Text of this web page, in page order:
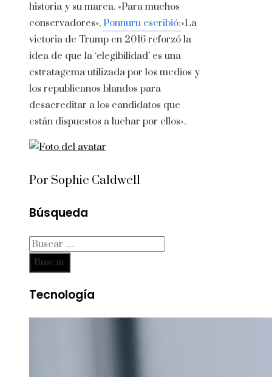
historia y su marca. «Para muchos
conservadores», Ponnuru escribió:«La
victoria de Trump en 2016 reforzó la
idea de que la ‘elegibilidad’ es una
estratagema utilizada por los medios y
los republicanos blandos para
desacreditar a los candidatos que
están dispuestos a luchar por ellos».
Por Sophie Caldwell
Búsqueda
Buscar:
Tecnología